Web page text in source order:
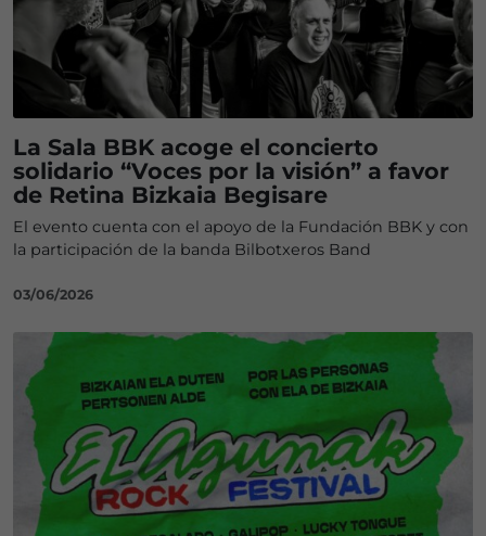
La Sala BBK acoge el concierto
solidario “Voces por la visión” a favor
de Retina Bizkaia Begisare
El evento cuenta con el apoyo de la Fundación BBK y con
la participación de la banda Bilbotxeros Band
03/06/2026